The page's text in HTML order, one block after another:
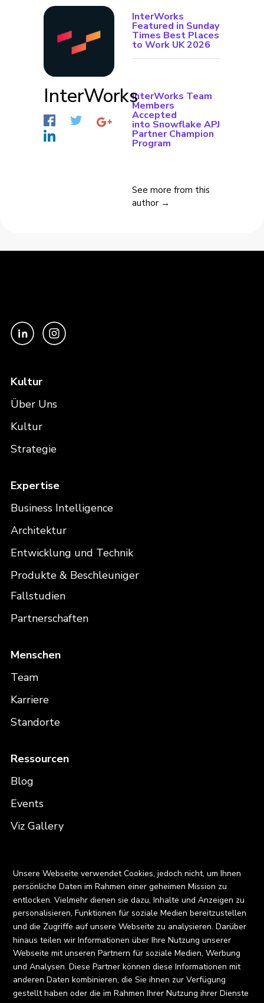
InterWorks
InterWorks
Featured in Sunday
Times Best Places
to Work UK 2026
InterWorks Team
Members
Accepted
into Snowflake APJ
Partner Champion
Program
See more from this
author →
Kultur
Über Uns
Kultur
Strategie
Expertise
Business Intelligence
Architektur
Entwicklung und Technik
Produkte & Beschleuniger
Fallstudien
Partnerschaften
Menschen
Team
Karriere
Standorte
Ressourcen
Blog
Events
Viz Gallery
Privacy Policy
Terms and Conditions
FAQ
×
Unsere Webseite verwendet Cookies, jedoch nicht, um Ihnen
persönliche Daten im Rahmen einer geheimen Mission zu
entlocken. Vielmehr dienen sie dazu, Inhalte und Anzeigen zu
personalisieren, Funktionen für soziale Medien bereitzustellen
und die Zugriffe auf unsere Webseite zu analysieren. Darüber
hinaus teilen wir Informationen über Ihre Nutzung unserer
Webseite mit unseren Partnern für soziale Medien, Werbung
und Analysen. Diese Partner können diese Informationen mit
anderen Daten kombinieren, die Sie ihnen zur Verfügung
gestellt haben oder die im Rahmen Ihrer Nutzung ihrer Dienste